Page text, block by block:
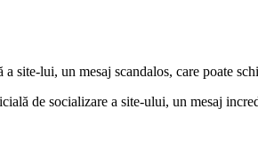
lui, un mesaj scandalos, care poate
de socializare a site-ului, un mesaj